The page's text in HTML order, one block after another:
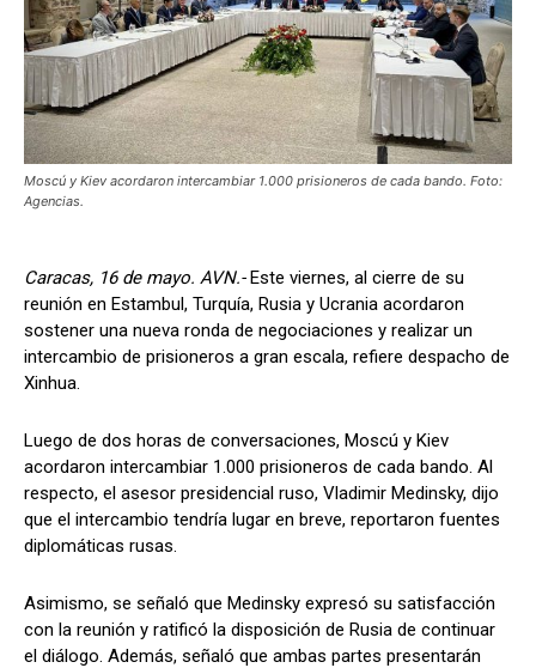
Moscú y Kiev acordaron intercambiar 1.000 prisioneros de cada bando. Foto:
Agencias.
Caracas, 16 de mayo. AVN.-Este viernes, al cierre de su
reunión en Estambul, Turquía, Rusia y Ucrania acordaron
sostener una nueva ronda de negociaciones y realizar un
intercambio de prisioneros a gran escala, refiere despacho de
Xinhua.
Luego de dos horas de conversaciones, Moscú y Kiev
acordaron intercambiar 1.000 prisioneros de cada bando. Al
respecto, el asesor presidencial ruso, Vladimir Medinsky, dijo
que el intercambio tendría lugar en breve, reportaron fuentes
diplomáticas rusas.
Asimismo, se señaló que Medinsky expresó su satisfacción
con la reunión y ratificó la disposición de Rusia de continuar
el diálogo. Además, señaló que ambas partes presentarán